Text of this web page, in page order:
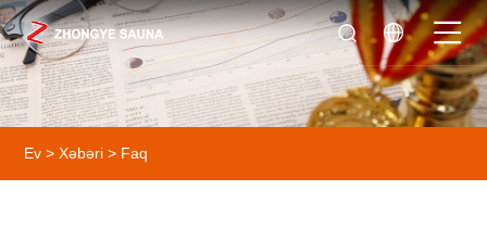
Ev > Xəbəri > Faq